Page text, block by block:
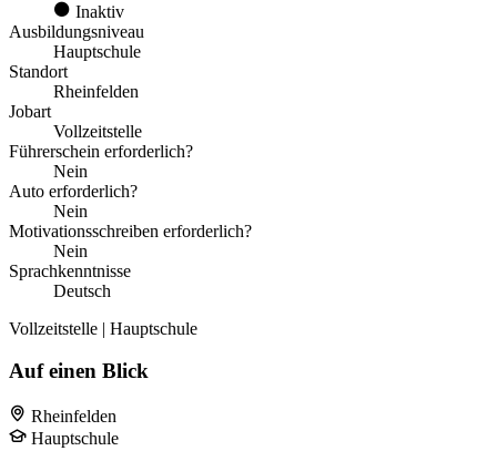
Inaktiv
Ausbildungsniveau
Hauptschule
Standort
Rheinfelden
Jobart
Vollzeitstelle
Führerschein erforderlich?
Nein
Auto erforderlich?
Nein
Motivationsschreiben erforderlich?
Nein
Sprachkenntnisse
Deutsch
Vollzeitstelle | Hauptschule
Auf einen Blick
Rheinfelden
Hauptschule